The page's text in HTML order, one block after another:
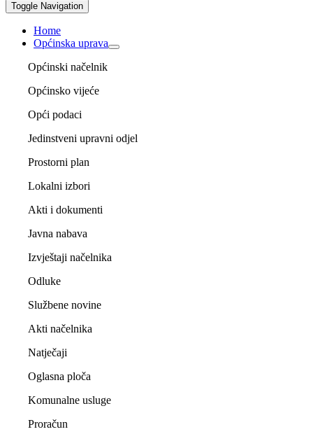
Toggle Navigation
Home
Općinska uprava
Općinski načelnik
Općinsko vijeće
Opći podaci
Jedinstveni upravni odjel
Prostorni plan
Lokalni izbori
Akti i dokumenti
Javna nabava
Izvještaji načelnika
Odluke
Službene novine
Akti načelnika
Natječaji
Oglasna ploča
Komunalne usluge
Proračun